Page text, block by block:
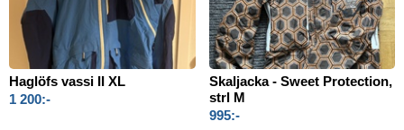
Haglöfs vassi II XL
1 200:-
Skaljacka - Sweet Protection,
strl M
995:-